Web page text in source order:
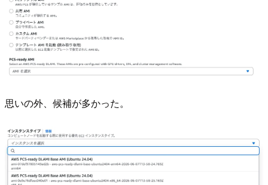
思いの外、候補が多かった。